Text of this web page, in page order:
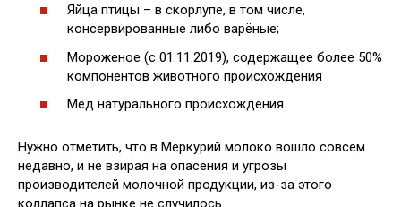
Яйца птицы – в скорлупе, в том числе,
консервированные либо варёные;
Мороженое (с 01.11.2019), содержащее более 50%
компонентов животного происхождения
Мёд натурального происхождения.
Нужно отметить, что в Меркурий молоко вошло совсем
недавно, и не взирая на опасения и угрозы
производителей молочной продукции, из-за этого
коллапса на рынке не случилось.